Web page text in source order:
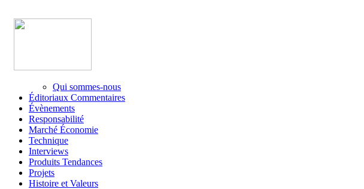
Qui sommes-nous
Éditoriaux Commentaires
Évènements
Responsabilité
Marché Économie
Technique
Interviews
Produits Tendances
Projets
Histoire et Valeurs